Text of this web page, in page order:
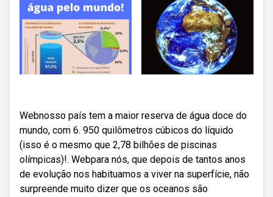
Webnosso país tem a maior reserva de água doce do
mundo, com 6. 950 quilômetros cúbicos do líquido
(isso é o mesmo que 2,78 bilhões de piscinas
olímpicas)!. Webpara nós, que depois de tantos anos
de evolução nos habituamos a viver na superfície, não
surpreende muito dizer que os oceanos são